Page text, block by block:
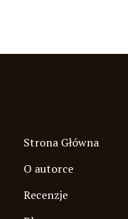
Strona Główna
O autorce
Recenzje